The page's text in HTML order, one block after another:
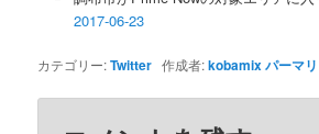
2017-06-23
カテゴリー:Twitter 作成者:kobamixパーマ